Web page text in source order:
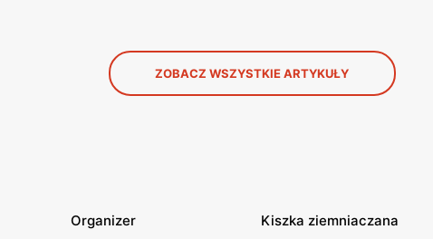
ZOBACZ WSZYSTKIE ARTYKUŁY
Organizer Kiszka ziemniaczana